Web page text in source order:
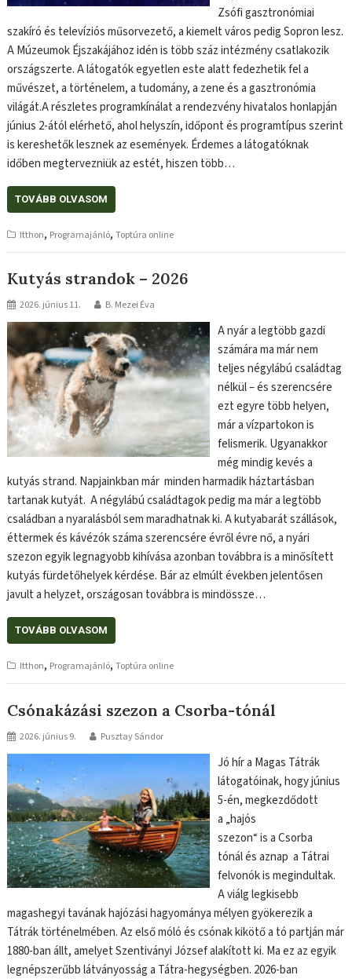
Zsófi gasztronómiai
szakíró és televíziós műsorvezető, a kiemelt város pedig Sopron lesz.
A Múzeumok Éjszakájához idén is több száz intézmény csatlakozik
országszerte. A látogatók egyetlen este alatt fedezhetik fel a
művészet, a történelem, a tudomány, a zene és a gasztronómia
világát.A részletes programkínálat a rendezvény hivatalos honlapján
június 2-ától elérhető, ahol helyszín, időpont és programtípus szerint
is kereshetők lesznek az események. Érdemes a látogatóknak
időben megtervezniük az estét, hiszen több…
TOVÁBB OLVASOM
Itthon, Programajánló,Toptúra online
Kutyás strandok – 2026
2026. június 11. B. Mezei Éva
A nyár a legtöbb gazdi
számára ma már nem
teljes négylábú családtag
nélkül – és szerencsére
ezt egyre több helyen,
már a vízpartokon is
felismerik. Ugyanakkor
még mindig kevés a
kutyás strand. Napjainkban már minden harmadik háztartásban
tartanak kutyát. A négylábú családtagok pedig ma már a legtöbb
családban a nyaralásból sem maradhatnak ki. A kutyabarát szállások,
éttermek és kávézók száma szerencsére évről évre nő, a nyári
szezon egyik legnagyobb kihívása azonban továbbra is a minősített
kutyás fürdetőhelyek kérdése. Bár az elmúlt években jelentősen
javult a helyzet, országosan továbbra is mindössze…
TOVÁBB OLVASOM
Itthon, Programajánló,Toptúra online
Csónakázási szezon a Csorba-tónál
2026. június 9. Pusztay Sándor
Jó hír a Magas Tátrák
látogatóinak, hogy június
5-én, megkezdődott
a „hajós
szezon“ is a Csorba
tónál és aznap a Tátrai
felvonók is megindultak.
A viálg legkisebb
magashegyi tavának hajózási hagyománya mélyen gyökerezik a
Tátrák történelmében. Az első móló és csónak kikötő a tó partján már
1880-ban állt, amelyet Szentiványi József alakított ki. Ma ez az egyik
legnépszerűbb látványosság a Tátra-hegységben. 2026-ban